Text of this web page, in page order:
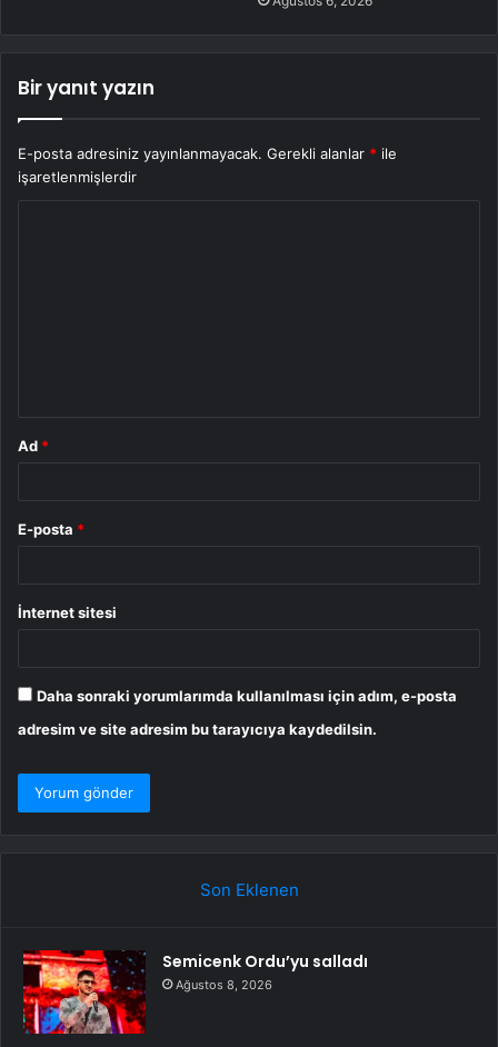
Bir yanıt yazın
E-posta adresiniz yayınlanmayacak. Gerekli alanlar * ile
işaretlenmişlerdir
Ad *
E-posta *
İnternet sitesi
Daha sonraki yorumlarımda kullanılması için adım, e-posta
adresim ve site adresim bu tarayıcıya kaydedilsin.
Son Eklenen
Semicenk Ordu’yu salladı
Ağustos 8, 2026